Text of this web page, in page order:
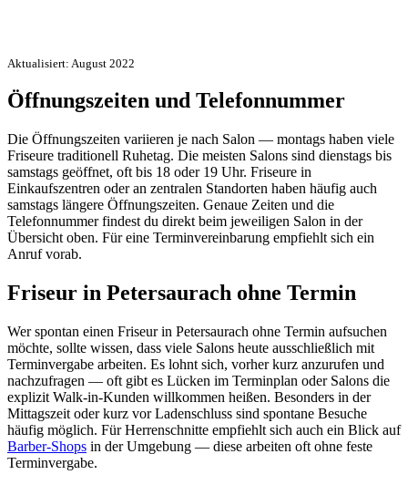
Aktualisiert: August 2022
Öffnungszeiten und Telefonnummer
Die Öffnungszeiten variieren je nach Salon — montags haben viele
Friseure traditionell Ruhetag. Die meisten Salons sind dienstags bis
samstags geöffnet, oft bis 18 oder 19 Uhr. Friseure in
Einkaufszentren oder an zentralen Standorten haben häufig auch
samstags längere Öffnungszeiten. Genaue Zeiten und die
Telefonnummer findest du direkt beim jeweiligen Salon in der
Übersicht oben. Für eine Terminvereinbarung empfiehlt sich ein
Anruf vorab.
Friseur in Petersaurach ohne Termin
Wer spontan einen Friseur in Petersaurach ohne Termin aufsuchen
möchte, sollte wissen, dass viele Salons heute ausschließlich mit
Terminvergabe arbeiten. Es lohnt sich, vorher kurz anzurufen und
nachzufragen — oft gibt es Lücken im Terminplan oder Salons die
explizit Walk-in-Kunden willkommen heißen. Besonders in der
Mittagszeit oder kurz vor Ladenschluss sind spontane Besuche
häufig möglich. Für Herrenschnitte empfiehlt sich auch ein Blick auf
Barber-Shops in der Umgebung — diese arbeiten oft ohne feste
Terminvergabe.